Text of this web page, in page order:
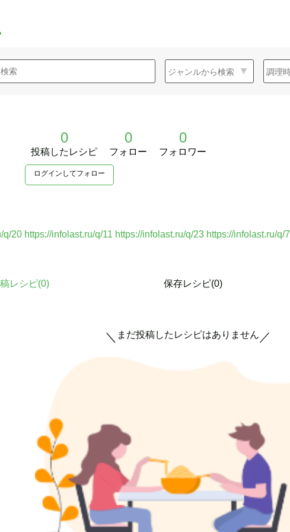
0
投稿したレシピ
0
フォロー
0
フォロワー
ログインしてフォロー
q/20 https://infolast.ru/q/11 https://infolast.ru/q/23 https://infolast.ru/q/7
レシピ(0) 保存レシピ(0)
＼ まだ投稿したレシピはありません ／